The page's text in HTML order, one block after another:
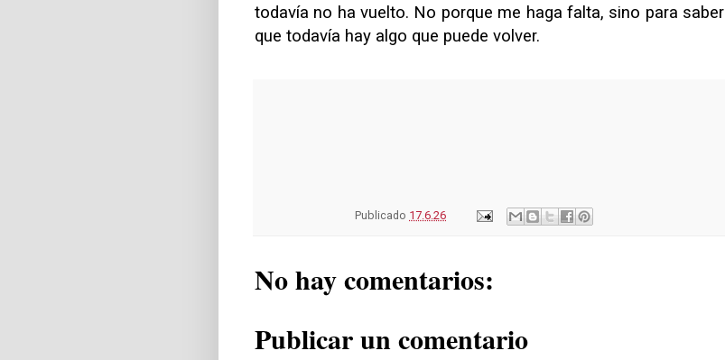
todavía no ha vuelto. No porque me haga falta, sino para saber
que todavía hay algo que puede volver.
Publicado 17.6.26
No hay comentarios:
Publicar un comentario